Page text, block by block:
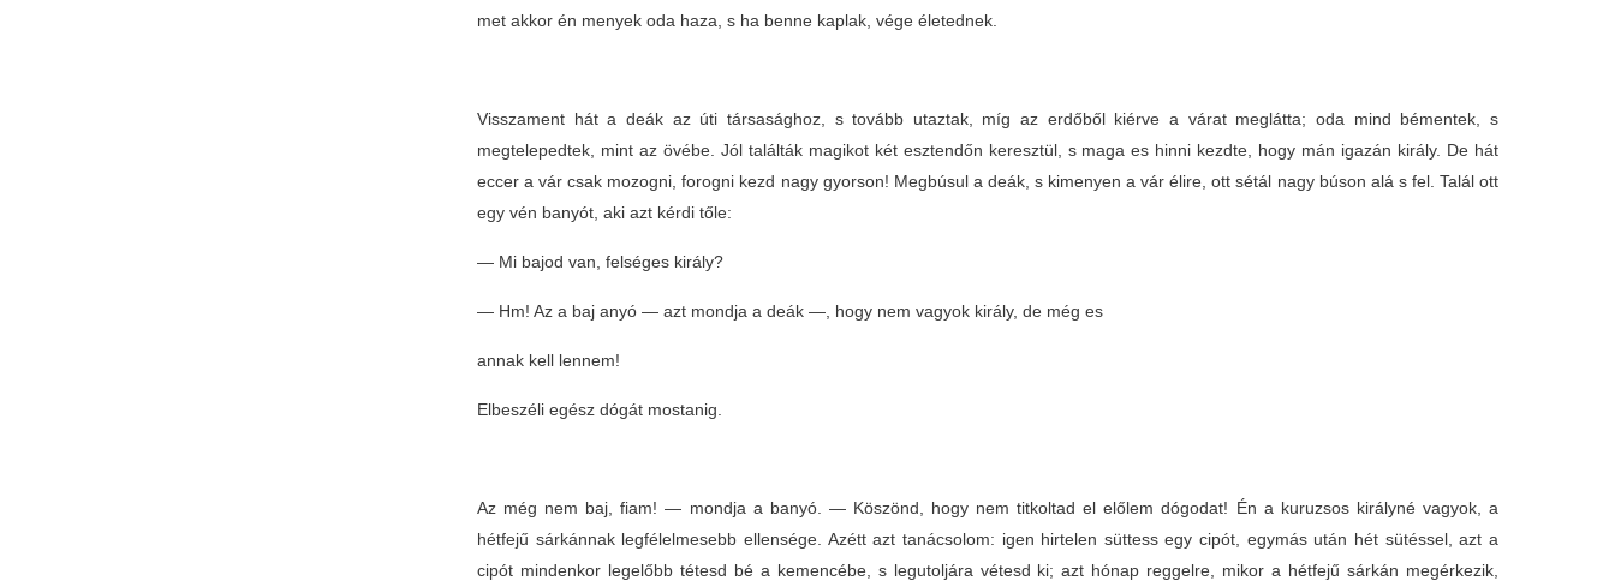
met akkor én menyek oda haza, s ha benne kaplak, vége életednek.
Visszament hát a deák az úti társasághoz, s tovább utaztak, míg az erdőből kiérve a várat meglátta; oda mind bémentek, s
megtelepedtek, mint az övébe. Jól találták magikot két esztendőn keresztül, s maga es hinni kezdte, hogy mán igazán király. De hát
eccer a vár csak mozogni, forogni kezd nagy gyorson! Megbúsul a deák, s kimenyen a vár élire, ott sétál nagy búson alá s fel. Talál ott
egy vén banyót, aki azt kérdi tőle:
— Mi bajod van, felséges király?
— Hm! Az a baj anyó — azt mondja a deák —, hogy nem vagyok király, de még es
annak kell lennem!
Elbeszéli egész dógát mostanig.
Az még nem baj, fiam! — mondja a banyó. — Köszönd, hogy nem titkoltad el előlem dógodat! Én a kuruzsos királyné vagyok, a
hétfejű sárkánnak legfélelmesebb ellensége. Azétt azt tanácsolom: igen hirtelen süttess egy cipót, egymás után hét sütéssel, azt a
cipót mindenkor legelőbb tétesd bé a kemencébe, s legutoljára vétesd ki; azt hónap reggelre, mikor a hétfejű sárkán megérkezik,